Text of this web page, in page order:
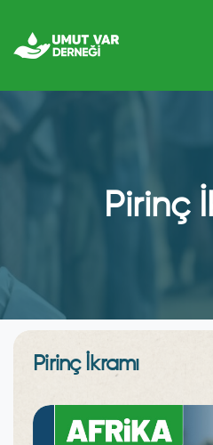
Pirinç
Pirinç İkramı